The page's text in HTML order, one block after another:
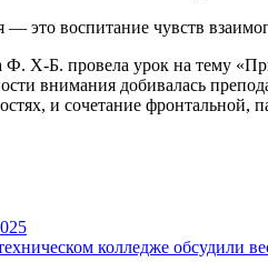
— это воспитание чувств
Х-Б. провела урок на тему
внимания добивалась
и сочетание
колледже обсудили